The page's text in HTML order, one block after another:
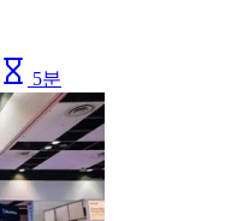
5분